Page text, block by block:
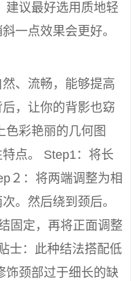
建议最好选用质地轻
一点效果会更好。
、流畅，能够提高